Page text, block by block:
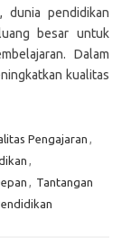
dunia pendidikan
besar untuk
Dalam
kualitas
Pengajaran ,
,
, Tantangan